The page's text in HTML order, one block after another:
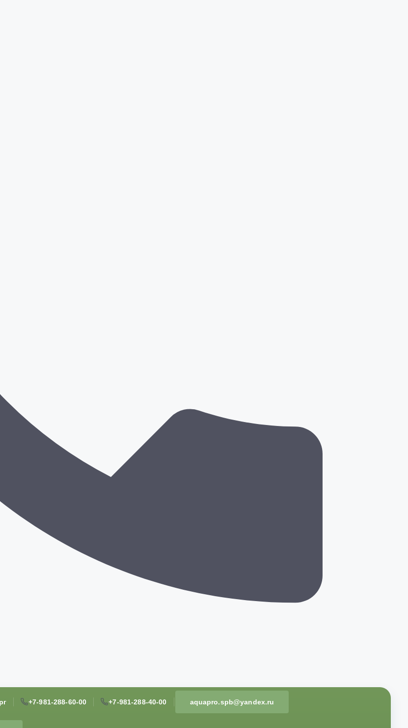
+7-981-288-60-00 +7-981-288-40-00 aquapro.spb@yandex.ru